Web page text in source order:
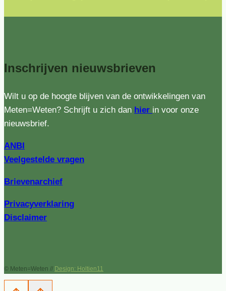
Inschrijven nieuwsbrieven
Wilt u op de hoogte blijven van de ontwikkelingen van
Meten=Weten? Schrijft u zich dan hier in voor onze
nieuwsbrief.
ANBI
Veelgestelde vragen
Brievenarchief
Privacyverklaring
Disclaimer
© Meten=Weten // Design: Holtien11